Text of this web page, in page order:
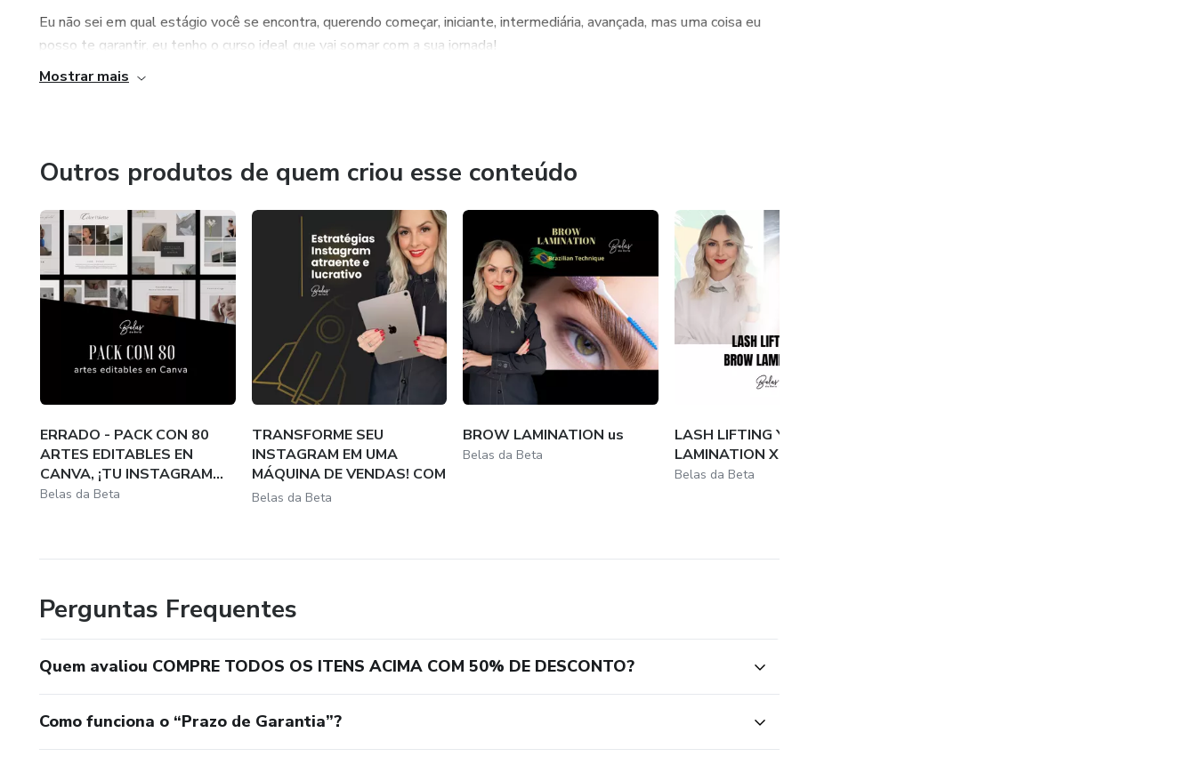
Eu não sei em qual estágio você se encontra, querendo começar, iniciante, intermediária, avançada, mas uma coisa eu
posso te garantir, eu tenho o curso ideal que vai somar com a sua jornada!
Instagram @belasdabeta
Mostrar mais
Outros produtos de quem criou esse conteúdo
ERRADO - PACK CON 80
ARTES EDITABLES EN
CANVA, ¡TU INSTAGRAM...
Belas da Beta
TRANSFORME SEU
INSTAGRAM EM UMA
MÁQUINA DE VENDAS! COM
ESSE...
Belas da Beta
BROW LAMINATION us
Belas da Beta
LASH LIFTING Y BROW
LAMINATION X
Belas da Beta
Perguntas Frequentes
Quem avaliou COMPRE TODOS OS ITENS ACIMA COM 50% DE DESCONTO?
Como funciona o “Prazo de Garantia”?